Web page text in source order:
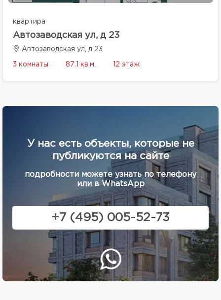
квартира
Автозаводская ул, д 23
Автозаводская ул, д 23
3 комнаты 87.1 кв.м. 12 этаж
У нас есть объекты, которые не
публикуются на сайте
подробности можете узнать по телефону
или в WhatsApp
+7 (495) 005-52-73